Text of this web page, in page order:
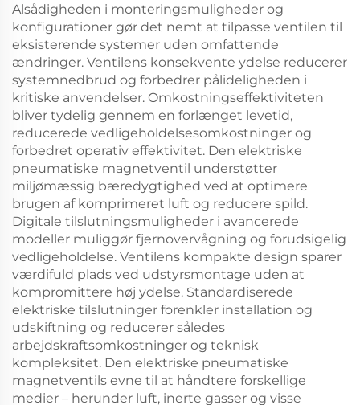
Alsådigheden i monteringsmuligheder og
konfigurationer gør det nemt at tilpasse ventilen til
eksisterende systemer uden omfattende
ændringer. Ventilens konsekvente ydelse reducerer
systemnedbrud og forbedrer pålideligheden i
kritiske anvendelser. Omkostningseffektiviteten
bliver tydelig gennem en forlænget levetid,
reducerede vedligeholdelsesomkostninger og
forbedret operativ effektivitet. Den elektriske
pneumatiske magnetventil understøtter
miljømæssig bæredygtighed ved at optimere
brugen af komprimeret luft og reducere spild.
Digitale tilslutningsmuligheder i avancerede
modeller muliggør fjernovervågning og forudsigelig
vedligeholdelse. Ventilens kompakte design sparer
værdifuld plads ved udstyrsmontage uden at
kompromittere høj ydelse. Standardiserede
elektriske tilslutninger forenkler installation og
udskiftning og reducerer således
arbejdskraftsomkostninger og teknisk
kompleksitet. Den elektriske pneumatiske
magnetventils evne til at håndtere forskellige
medier – herunder luft, inerte gasser og visse